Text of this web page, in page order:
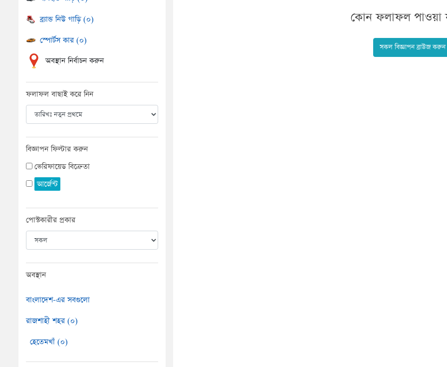
ব্র্যান্ড নিউ গাড়ি (০)
স্পোর্টস কার (০)
অবস্থান নির্বাচন করুন
ফলাফল বাছাই করে নিন
বিজ্ঞাপন ফিল্টার করুন
ভেরিফায়েড বিক্রেতা
আর্জেন্ট
পোস্টকারীর প্রকার
অবস্থান
বাংলাদেশ-এর সবগুলো
রাজশাহী শহর (০)
হেতেমখাঁ (০)
কোন ফলাফল পাওয়া
সকল বিজ্ঞাপন ব্রাউজ করুন